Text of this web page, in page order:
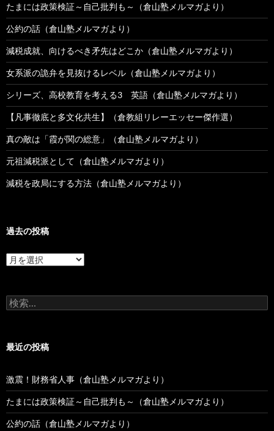
たまには政策検証～自己批判も～（倉山塾メルマガより）
公約の話（倉山塾メルマガより）
減税成就、向けるべき矛先はどこか（倉山塾メルマガより）
女系派の詭弁を見抜けるレベル（倉山塾メルマガより）
シリーズ、高校教育を考える3 英語（倉山塾メルマガより）
【凡事徹底と多文化共生】（倉教組リレーエッセー傑作選）
真の敵は「霞が関の総意」（倉山塾メルマガより）
元祖減税派として（倉山塾メルマガより）
減税を政局にする方法（倉山塾メルマガより）
過去の投稿
過
去
稿
検
索:
最近の投稿
激震！財務省人事（倉山塾メルマガより）
たまには政策検証～自己批判も～（倉山塾メルマガより）
公約の話（倉山塾メルマガより）